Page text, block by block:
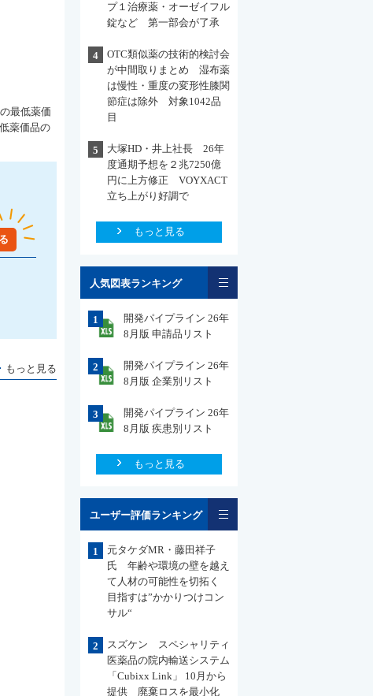
最低薬価
薬価品の
もっと見る
プ１治療薬・オーゼイフル
錠など 第一部会が了承
4
OTC類似薬の技術的検討会
が中間取りまとめ 湿布薬
は慢性・重度の変形性膝関
節症は除外 対象1042品
目
5
大塚HD・井上社長 26年
度通期予想を２兆7250億
円に上方修正 VOYXACT
立ち上がり好調で
もっと見る
人気図表ランキング
1
開発パイプライン 26年
8月版 申請品リスト
2
開発パイプライン 26年
8月版 企業別リスト
3
開発パイプライン 26年
8月版 疾患別リスト
もっと見る
ユーザー評価ランキング
1
元タケダMR・藤田祥子
氏 年齢や環境の壁を越え
て人材の可能性を切拓く
目指すは”かかりつけコン
サル“
2
スズケン スペシャリティ
医薬品の院内輸送システム
「Cubixx Link」 10月から
提供 廃棄ロスを最小化